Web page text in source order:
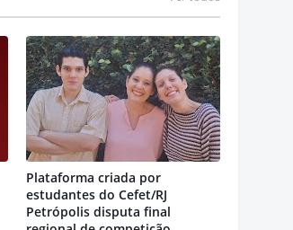
Plataforma criada por
estudantes do Cefet/RJ
Petrópolis disputa final